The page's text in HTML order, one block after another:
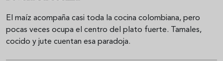
El maíz acompaña casi toda la cocina colombiana, pero
pocas veces ocupa el centro del plato fuerte. Tamales,
cocido y jute cuentan esa paradoja.